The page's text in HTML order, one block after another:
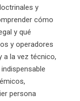
y
cómo
y qué
y operadores
a la vez técnico,
persona